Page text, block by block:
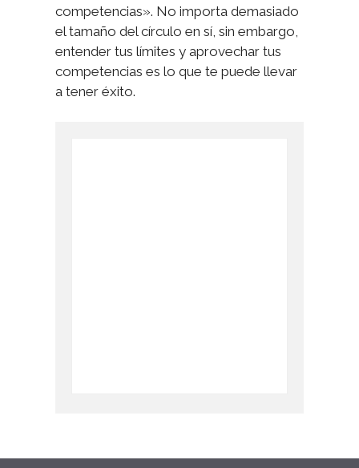
competencias». No importa demasiado
el tamaño del círculo en sí, sin embargo,
entender tus límites y aprovechar tus
competencias es lo que te puede llevar
a tener éxito.